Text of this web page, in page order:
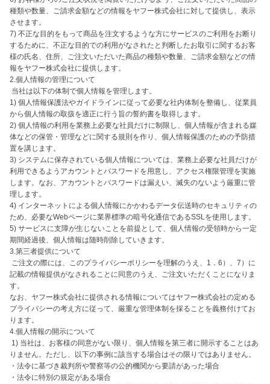
種類や数量、ご請求金額などの情報をヤフー株式会社に対して提供し、表示
させます。
7) 不正な目的をもって商品を注文するような方にサービスのご利用をお断り
するために、不正な目的での利用がなされたと判断したお取引に関するお客
様の氏名、住所、ご注文いただいた商品の種類や数量、ご請求金額などの情
報をヤフー株式会社に提供します。
2.個人情報の管理について
1) 個人情報保護法やガイドラインに従って必要な社内体制を整備し、従業員
から個人情報の取扱を適正に行う旨の誓約書を取得します。
2) 個人情報の利用を業務上必要な社員だけに制限し、個人情報が含まれる媒
体などの保管・管理などに関する規則を作り、個人情報保護のための予防措
置を講じます。
3) システムに保存されている個人情報については、業務上必要な社員だけが
利用できるようアカウントとパスワードを用意し、アクセス権限管理を実施
します。なお、アカウントとパスワードは漏えい、滅失のないよう厳重に管
理します。
4) インターネットによる個人情報にかかわるデータ伝送時のセキュリティの
ため、必要なWebページに業界標準の暗号化通信であるSSLを使用します。
5) サービスに支障が生じないことを前提として、個人情報の受領時から一定
期間経過後、個人情報は随時削除していきます。
3.第三者提供について
記載の情報提供がなされることに同意のうえ、ご注文いただくことになりま
す。
なお、ヤフー株式会社に提供される情報についてはヤフー株式会社の定める
プライバシーの考え方に従って、厳重な管理体制を採ることを義務付けてお
ります。
4.個人情報の開示について
りません。ただし、以下の事例に該当する場合はその限りではありません。
・法令に基づき裁判所や警察等の公的機関から要請があった場合
・法令に特別の規定がある場合